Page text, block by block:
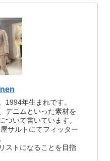
1994年生まれです。
デニムといった素材を
ついて書いています。
サルトにてフィッター
ストになることを目指